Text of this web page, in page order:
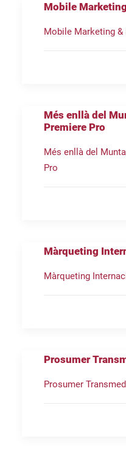
Mobile
Mobile Marketing
Més enllà del
Premiere Pro
Més enllà del
Pro
Màrqueting
Màrqueting
Prosumer
Prosumer